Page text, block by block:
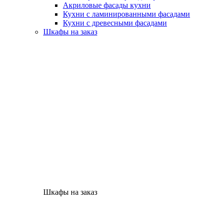
Акриловые фасады кухни
Кухни с ламинированными фасадами
Кухни с древесными фасадами
Шкафы на заказ
Шкафы на заказ